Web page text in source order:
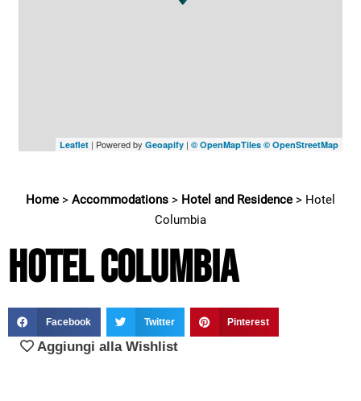
Leaflet | Powered by Geoapify | © OpenMapTiles © OpenStreetMap
Home > Accommodations > Hotel and Residence > Hotel
Columbia
Hotel Columbia
Facebook Twitter Pinterest
Aggiungi alla Wishlist